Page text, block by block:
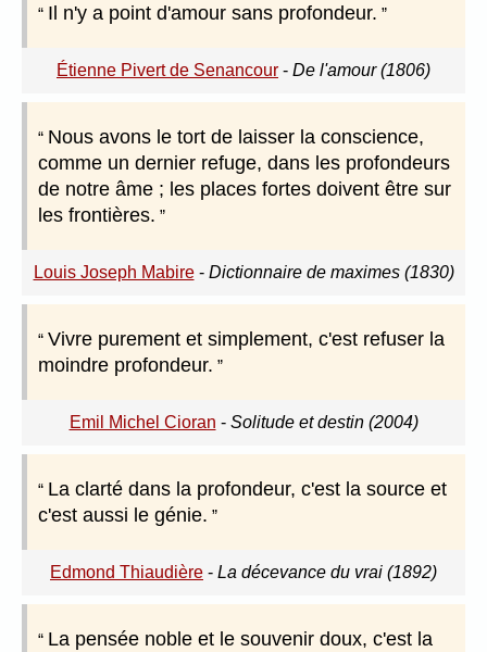
Il n'y a point d'amour sans profondeur.
Étienne Pivert de Senancour - De l'amour (1806)
Nous avons le tort de laisser la conscience,
comme un dernier refuge, dans les profondeurs
de notre âme ; les places fortes doivent être sur
les frontières.
Louis Joseph Mabire- Dictionnaire de maximes (1830)
Vivre purement et simplement, c'est refuser la
moindre profondeur.
Emil Michel Cioran - Solitude et destin (2004)
La clarté dans la profondeur, c'est la source et
c'est aussi le génie.
Edmond Thiaudière - La décevance du vrai (1892)
La pensée noble et le souvenir doux, c'est la